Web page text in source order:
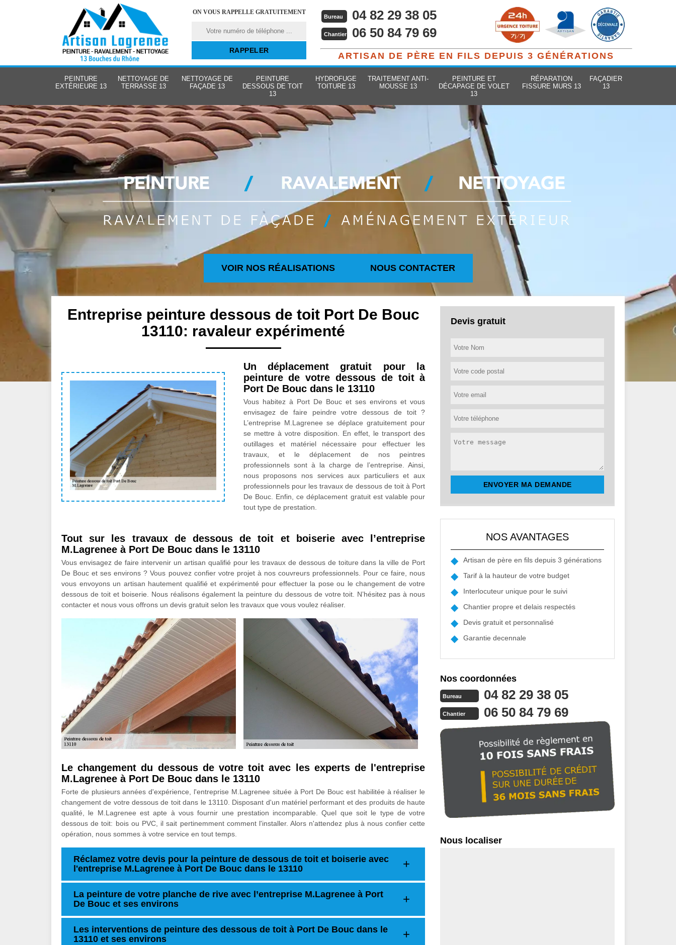
ON VOUS RAPPELLE GRATUITEMENT
Bureau 04 82 29 38 05
Chantier 06 50 84 79 69
ARTISAN DE PÈRE EN FILS DEPUIS 3 GÉNÉRATIONS
PEINTURE
EXTÉRIEURE 13
NETTOYAGE DE
TERRASSE 13
NETTOYAGE DE
FAÇADE 13
PEINTURE
DESSOUS DE TOIT
13
HYDROFUGE
TOITURE 13
TRAITEMENT ANTI-
MOUSSE 13
PEINTURE ET
DÉCAPAGE DE VOLET
13
RÉPARATION
FISSURE MURS 13
FAÇADIER
13
VOIR NOS RÉALISATIONS NOUS CONTACTER
Entreprise peinture dessous de toit Port De Bouc
13110: ravaleur expérimenté
Un déplacement gratuit pour la
peinture de votre dessous de toit à
Port De Bouc dans le 13110
Vous habitez à Port De Bouc et ses environs et vous
envisagez de faire peindre votre dessous de toit ?
L’entreprise M.Lagrenee se déplace gratuitement pour
se mettre à votre disposition. En effet, le transport des
outillages et matériel nécessaire pour effectuer les
travaux, et le déplacement de nos peintres
professionnels sont à la charge de l’entreprise. Ainsi,
nous proposons nos services aux particuliers et aux
professionnels pour les travaux de dessous de toit à Port
De Bouc. Enfin, ce déplacement gratuit est valable pour
tout type de prestation.
Tout sur les travaux de dessous de toit et boiserie avec l’entreprise
M.Lagrenee à Port De Bouc dans le 13110
Vous envisagez de faire intervenir un artisan qualifié pour les travaux de dessous de toiture dans la ville de Port
De Bouc et ses environs ? Vous pouvez confier votre projet à nos couvreurs professionnels. Pour ce faire, nous
vous envoyons un artisan hautement qualifié et expérimenté pour effectuer la pose ou le changement de votre
dessous de toit et boiserie. Nous réalisons également la peinture du dessous de votre toit. N’hésitez pas à nous
contacter et nous vous offrons un devis gratuit selon les travaux que vous voulez réaliser.
Le changement du dessous de votre toit avec les experts de l'entreprise
M.Lagrenee à Port De Bouc dans le 13110
Forte de plusieurs années d'expérience, l'entreprise M.Lagrenee située à Port De Bouc est habilitée à réaliser le
changement de votre dessous de toit dans le 13110. Disposant d'un matériel performant et des produits de haute
qualité, le M.Lagrenee est apte à vous fournir une prestation incomparable. Quel que soit le type de votre
dessous de toit: bois ou PVC, il sait pertinemment comment l'installer. Alors n'attendez plus à nous confier cette
opération, nous sommes à votre service en tout temps.
Réclamez votre devis pour la peinture de dessous de toit et boiserie avec
l'entreprise M.Lagrenee à Port De Bouc dans le 13110
La peinture de votre planche de rive avec l’entreprise M.Lagrenee à Port
De Bouc et ses environs
Les interventions de peinture des dessous de toit à Port De Bouc dans le
13110 et ses environs
Devis gratuit
NOS AVANTAGES
Artisan de père en fils depuis 3 générations
Tarif à la hauteur de votre budget
Interlocuteur unique pour le suivi
Chantier propre et delais respectés
Devis gratuit et personnalisé
Garantie decennale
Nos coordonnées
Bureau 04 82 29 38 05
Chantier 06 50 84 79 69
Nous localiser